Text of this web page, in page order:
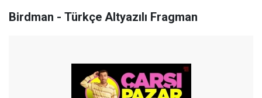
Birdman - Türkçe Altyazılı Fragman